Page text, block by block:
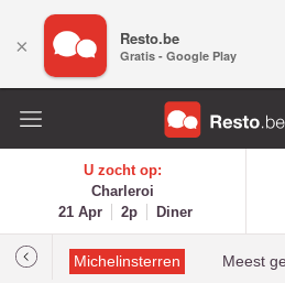
U zocht op:
Charleroi
21 Apr
2p Diner
Michelinsterren Meest
× Resto.be
Gratis - Google Play